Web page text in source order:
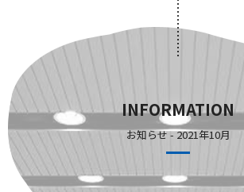
INFORMATION
お知らせ - 2021年10月